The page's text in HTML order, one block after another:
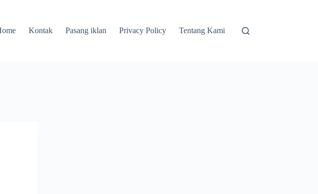
Kontak Pasang iklan Privacy Policy Tentang Kami